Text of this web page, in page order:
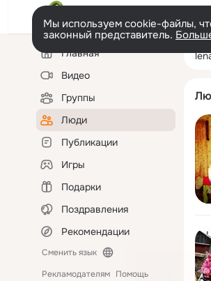
Мы используем cookie-файлы,
законный представитель.
Левая
колонкаГлавная
Видео
Группы
Люди
Публикации
Игры
Подарки
Поздравления
Рекомендации
Сменить язык
Рекламодателям Помощь